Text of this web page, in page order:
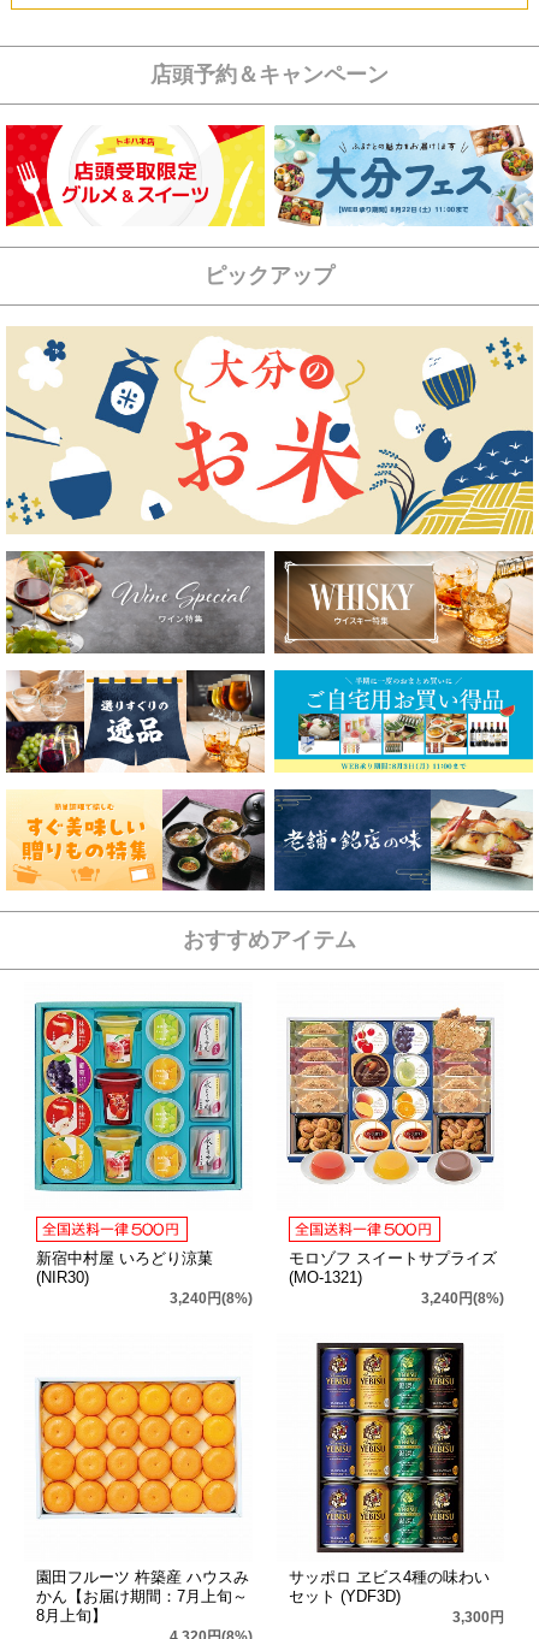
店頭予約＆キャンペーン
ピックアップ
おすすめアイテム
新宿中村屋 いろどり涼菓
(NIR30)
3,240円(8%)
モロゾフ スイートサプライズ
(MO-1321)
3,240円(8%)
園田フルーツ 杵築産 ハウスみ
かん【お届け期間：7月上旬～
8月上旬】
サッポロ ヱビス4種の味わい
セット (YDF3D)
3,300円